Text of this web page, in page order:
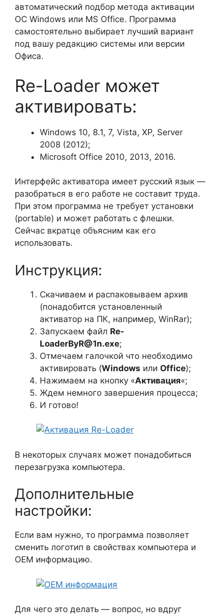
автоматический подбор метода активации
ОС Windows или MS Office. Программа
самостоятельно выбирает лучший вариант
под вашу редакцию системы или версии
Офиса.
Re-Loader может
активировать:
Windows 10, 8.1, 7, Vista, XP, Server
2008 (2012);
Microsoft Office 2010, 2013, 2016.
Интерфейс активатора имеет русский язык —
разобраться в его работе не составит труда.
При этом программа не требует установки
(portable) и может работать с флешки.
Сейчас вкратце объясним как его
использовать.
Инструкция:
Скачиваем и распаковываем архив
(понадобится установленный
активатор на ПК, например, WinRar);
Запускаем файл Re-
LoaderByR@1n.exe;
Отмечаем галочкой что необходимо
активировать (Windows или Office);
Нажимаем на кнопку «Активация«;
Ждем немного завершения процесса;
И готово!
В некоторых случаях может понадобиться
перезагрузка компьютера.
Дополнительные
настройки:
Если вам нужно, то программа позволяет
сменить логотип в свойствах компьютера и
OEM информацию.
Для чего это делать — вопрос, но вдруг